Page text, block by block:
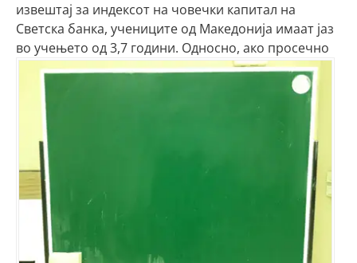
извештај за индексот на човечки капитал на
Светска банка, учениците од Македонија имаат јаз
во учењето од 3,7 години. Односно, ако просечно